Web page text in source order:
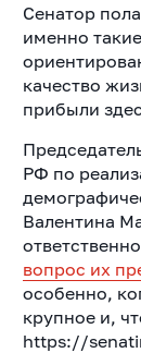
Сенатор
именно
качество
прибыли
РФ по
Валентина
вопрос их
особенно,
крупное и,
https://